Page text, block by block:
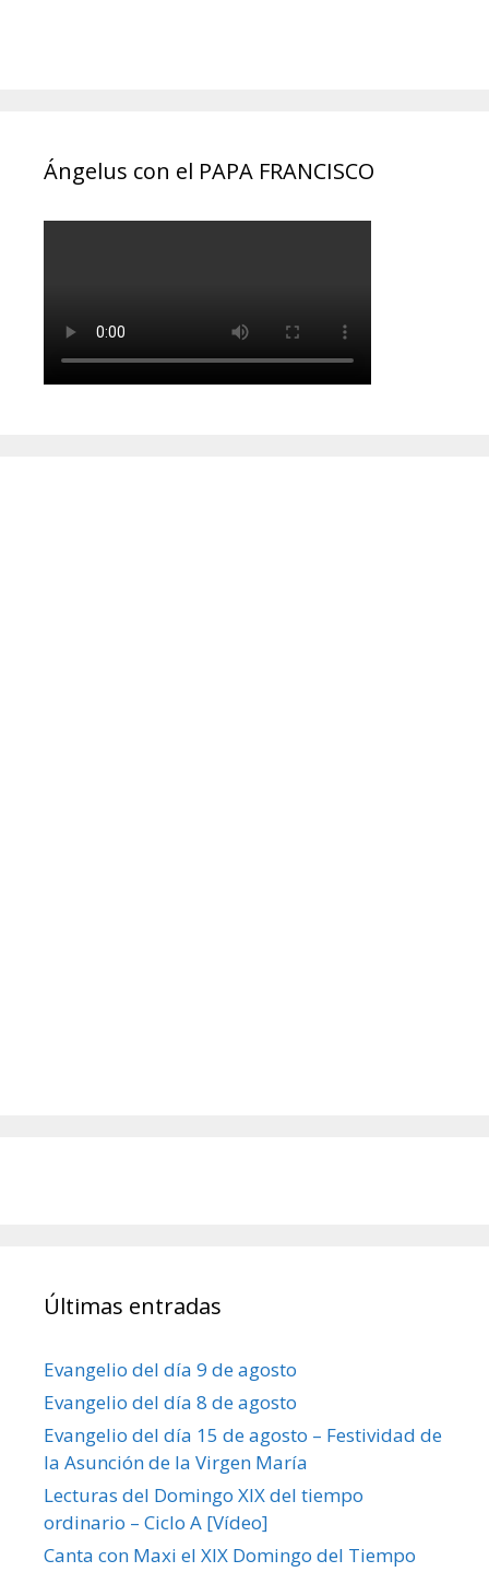
Ángelus con el PAPA FRANCISCO
Últimas entradas
Evangelio del día 9 de agosto
Evangelio del día 8 de agosto
Evangelio del día 15 de agosto – Festividad de
la Asunción de la Virgen María
Lecturas del Domingo XIX del tiempo
ordinario – Ciclo A [Vídeo]
Canta con Maxi el XIX Domingo del Tiempo